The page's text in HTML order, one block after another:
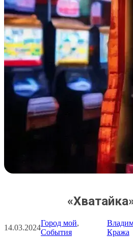
14.03.2024
Город мой
События
Кража